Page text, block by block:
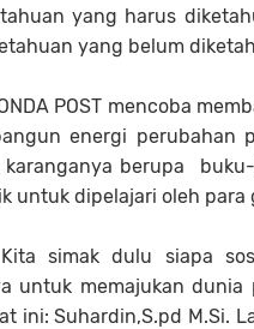
yang harus
yang belum
POST mencoba
energi perubahan
berupa
untuk dipelajari oleh para
simak dulu siapa
untuk memajukan
ini: Suhardin,S.pd M.Si.